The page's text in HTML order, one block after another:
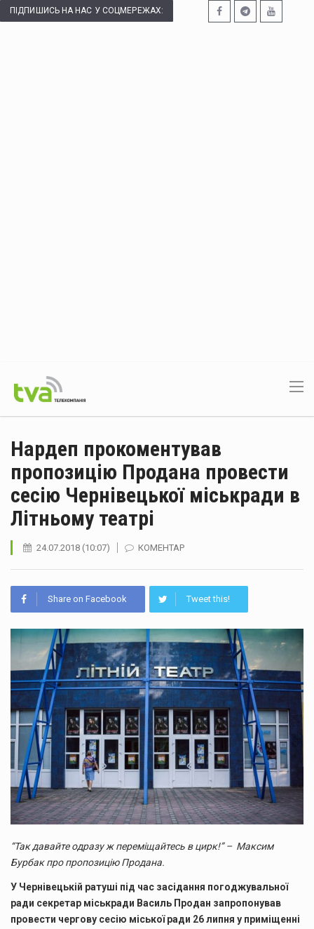
ПІДПИШИСЬ НА НАС У СОЦМЕРЕЖАХ:
Нардеп прокоментував
пропозицію Продана провести
сесію Чернівецької міськради в
Літньому театрі
24.07.2018 (10:07) КОМЕНТАР
Share on Facebook Tweet this!
“Так давайте одразу ж переміщайтесь в цирк!” – Максим
Бурбак про пропозицію Продана.
У Чернівецькій ратуші під час засідання погоджувальної
ради секретар міськради Василь Продан запропонував
провести чергову сесію міської ради 26 липня у приміщенні